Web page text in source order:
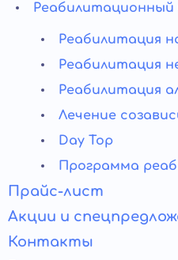
Реабилитация
Реабилитация
Реабилитация
Лечение
Day Top
Программа
Прайс-лист
Акции и
Контакты